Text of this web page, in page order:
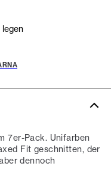
legen
7er-Pack. Unifarben
Fit geschnitten, der
dennoch